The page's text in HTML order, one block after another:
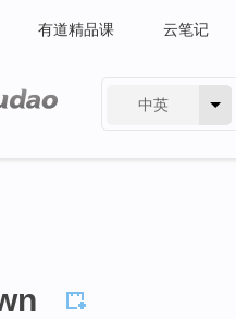
有道精品课 云笔记
中英